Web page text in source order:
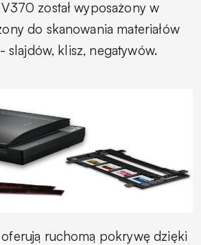
został wyposażony w
do skanowania materiałów
slajdów, klisz, negatywów.
ruchomą pokrywę dzięki